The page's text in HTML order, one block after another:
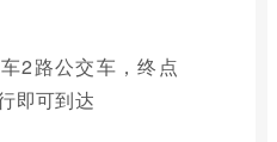
2路公交车，终点
即可到达